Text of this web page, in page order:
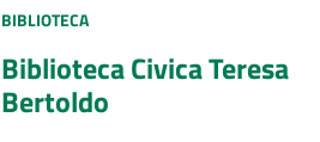
TIPO LUOGO:
BIBLIOTECA
Biblioteca Civica Teresa
Bertoldo